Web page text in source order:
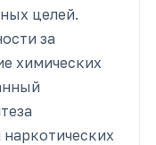
целей.
за
химических